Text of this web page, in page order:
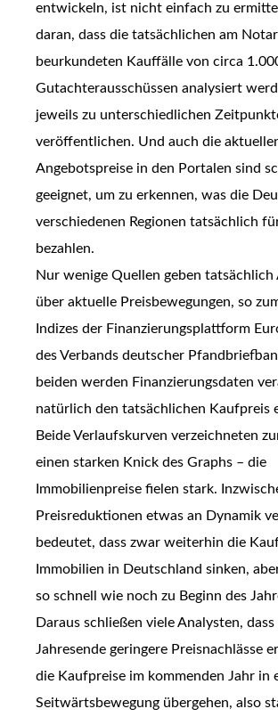
entwickeln, ist nicht einfach zu
daran, dass die tatsächlichen am
beurkundeten Kauffälle von circa
Gutachterausschüssen analysiert
jeweils zu unterschiedlichen
veröffentlichen. Und auch die
Angebotspreise in den Portalen sind
geeignet, um zu erkennen, was die
verschiedenen Regionen tatsächlich
bezahlen.
Nur wenige Quellen geben tatsächlich
über aktuelle Preisbewegungen, so
Indizes der Finanzierungsplattform
des Verbands deutscher
beiden werden Finanzierungsdaten
natürlich den tatsächlichen Kaufpreis
Beide Verlaufskurven verzeichneten
einen starken Knick des Graphs – die
Immobilienpreise fielen stark.
Preisreduktionen etwas an Dynamik
bedeutet, dass zwar weiterhin die
Immobilien in Deutschland sinken,
so schnell wie noch zu Beginn des
Daraus schließen viele Analysten,
Jahresende geringere Preisnachlässe
die Kaufpreise im kommenden Jahr in
Seitwärtsbewegung übergehen, also